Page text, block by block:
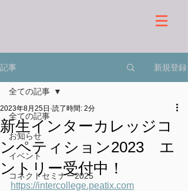
記事 新規登録
全ての記事
お知らせ
イベント
コネクトセミナー2025
全ての記事
新生インターカレッジコ
ンペティション2023 エ
ントリー受付中！
2023年8月25日 読了時間: 2分
https://intercollege.peatix.com